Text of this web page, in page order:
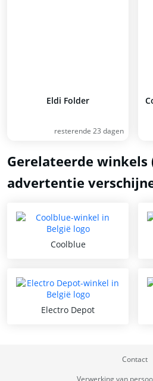
Eldi Folder
resterende 23 dagen
Gerelateerde winkels
advertentie
Coolblue
Electro Depot
Contact
Verwerking van